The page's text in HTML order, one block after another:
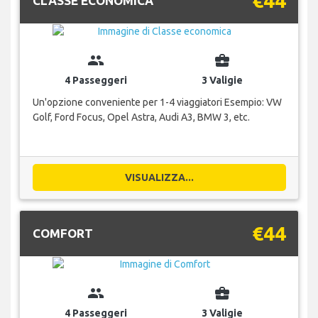
group
4 Passeggeri
business_center
3 Valigie
Un'opzione conveniente per 1-4 viaggiatori Esempio: VW
Golf, Ford Focus, Opel Astra, Audi A3, BMW 3, etc.
VISUALIZZA...
COMFORT €44
group
4 Passeggeri
business_center
3 Valigie